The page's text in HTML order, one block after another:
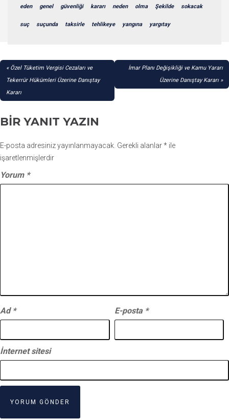
eden genel güvenliği kararı neden olma Şekilde sokacak
suç suçunda taksirle tehlikeye yangına yargıtay
YAZI
GEZINMESI
Özel Tüketim Vergisi Cezaları ve
Tekerrür Hükümleri Üzerine Danıştay
Kararı
İmar Planı Değişikliği ve Kamu Yararı
Üzerine Danıştay Kararı
BIR YANIT YAZIN
E-posta adresiniz yayınlanmayacak. Gerekli alanlar* ile
işaretlenmişlerdir
Yorum *
Ad * E-posta *
İnternet sitesi